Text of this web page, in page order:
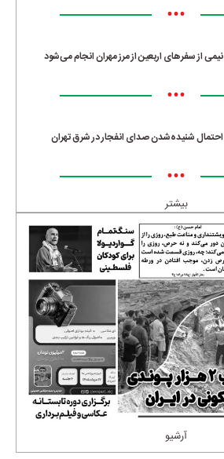
•••
نیمی از سفرهای اربعین از مرز مهران انجام می‌شود
•••
احتمال شنیده‌شدن صدای انفجار در شرق تهران
•••
بیشتر
آرشیو